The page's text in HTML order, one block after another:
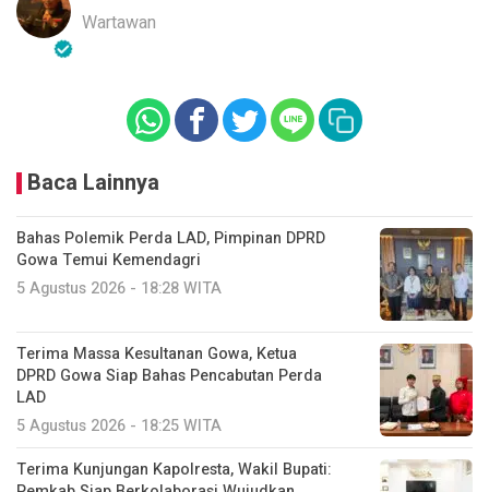
Wartawan
Baca Lainnya
Bahas Polemik Perda LAD, Pimpinan DPRD
Gowa Temui Kemendagri
5 Agustus 2026 - 18:28 WITA
Terima Massa Kesultanan Gowa, Ketua
DPRD Gowa Siap Bahas Pencabutan Perda
LAD
5 Agustus 2026 - 18:25 WITA
Terima Kunjungan Kapolresta, Wakil Bupati: